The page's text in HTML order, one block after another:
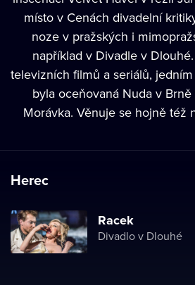
místo v Cenách divadelní
noze v pražských i
například v Divadle v
televizních filmů a seriálů,
byla oceňovaná Nuda v
Morávka. Věnuje se hojně též
Herec
Racek
Divadlo v Dlouhé